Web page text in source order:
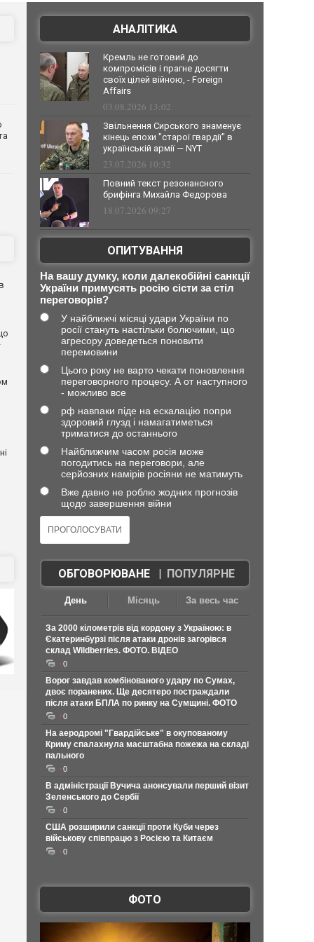
АНАЛІТИКА
Кремль не готовий до
компромісів і прагне досягти
своїх цілей війною, - Foreign
Affairs
03.08.2026 13:02
Звільнення Сирського знаменує
кінець епохи "старої гвардії" в
українській армії — NYT
23.07.2026 10:32
Повний текст резонансного
брифінга Михайла Федорова
18.07.2026 09:27
ОПИТУВАННЯ
На вашу думку, коли далекобійні санкції
України примусять росію сісти за стіл
переговорів?
У найближчі місяці удари України по
росії стануть настільки болючими, що
агресору доведеться поновити
перемовини
Цього року не варто чекати поновлення
переговорного процесу. А от наступного
- можливо все
рф навпаки піде на ескалацію попри
здоровий глузд і намагатиметься
триматися до останнього
Найближчим часом росія може
погодитись на переговори, але
серйозних намірів росіяни не матимуть
Вже давно не роблю жодних прогнозів
щодо завершення війни
ОБГОВОРЮВАНЕ| ПОПУЛЯРНЕ
День Місяць За весь час
За 2000 кілометрів від кордону з Україною: в
Єкатеринбурзі після атаки дронів загорівся
склад Wildberries. ФОТО. ВІДЕО
0
Ворог завдав комбінованого удару по Сумах,
двоє поранених. Ще десятеро постраждали
після атаки БПЛА по ринку на Сумщині. ФОТО
0
На аеродромі "Гвардійське" в окупованому
Криму спалахнула масштабна пожежа на складі
пального
0
В адміністрації Вучича анонсували перший візит
Зеленського до Сербії
0
США розширили санкції проти Куби через
військову співпрацю з Росією та Китаєм
0
ФОТО